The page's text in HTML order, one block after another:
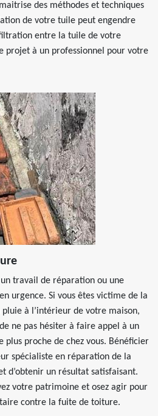
des méthodes et techniques
de votre tuile peut engendre
entre la tuile de votre
projet à un professionnel pour votre
travail de réparation ou une
urgence. Si vous êtes victime de la
à l’intérieur de votre maison,
ne pas hésiter à faire appel à un
plus proche de chez vous. Bénéficier
spécialiste en réparation de la
d’obtenir un résultat satisfaisant.
votre patrimoine et osez agir pour
contre la fuite de toiture.